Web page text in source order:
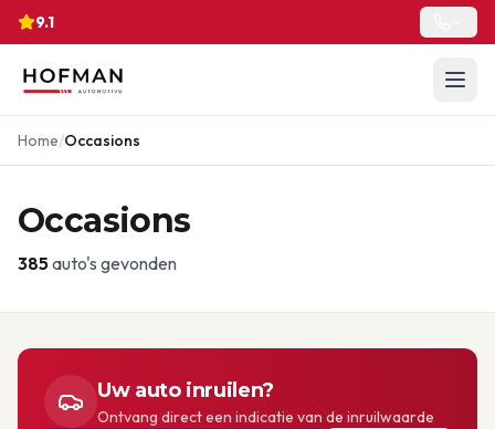
9.1
Home/Occasions
Occasions
385 auto's gevonden
Uw auto inruilen?
Ontvang direct een indicatie van de inruilwaarde